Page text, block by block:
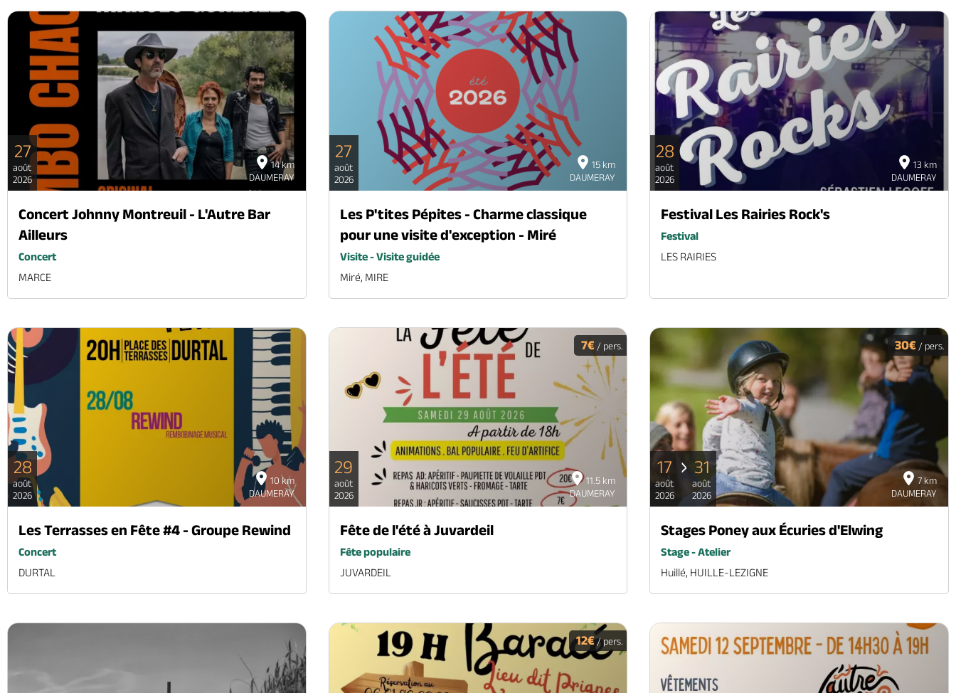
14 km
DAUMERAY
27
août
2026
Concert Johnny Montreuil - L'Autre Bar
Ailleurs
Concert
MARCE
15 km
DAUMERAY
27
août
2026
Les P'tites Pépites - Charme classique
pour une visite d'exception - Miré
Visite - Visite guidée
Miré, MIRE
13 km
DAUMERAY
28
août
2026
Festival Les Rairies Rock's
Festival
LES RAIRIES
10 km
DAUMERAY
28
août
2026
Les Terrasses en Fête #4 - Groupe Rewind
Concert
DURTAL
11.5 km
DAUMERAY
7€ / pers.
29
août
2026
Fête de l'été à Juvardeil
Fête populaire
JUVARDEIL
7 km
DAUMERAY
30€/ pers.
17
août
2026
31
août
2026
Stages Poney aux Écuries d'Elwing
Stage - Atelier
Huillé, HUILLE-LEZIGNE
12€/ pers.